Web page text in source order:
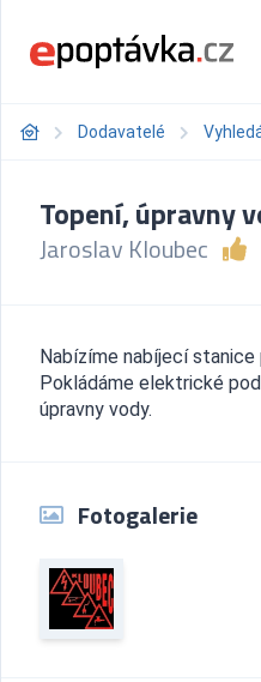
Dodavatelé
Topení, úpravny
Jaroslav Kloubec
Nabízíme nabíjecí
Pokládáme elektrické
úpravny vody.
Fotogalerie